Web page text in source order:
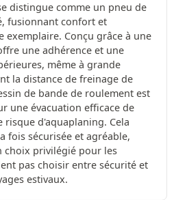
distingue comme un pneu de
fusionnant confort et
exemplaire. Conçu grâce à une
une adhérence et une
même à grande
la distance de freinage de
de bande de roulement est
une évacuation efficace de
risque d'aquaplaning. Cela
fois sécurisée et agréable,
choix privilégié pour les
pas choisir entre sécurité et
estivaux.